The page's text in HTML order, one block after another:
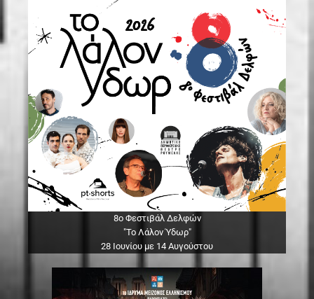
8ο Φεστιβάλ Δελφών
"Το Λάλον Ύδωρ"
28 Ιουνίου με 14 Αυγούστου